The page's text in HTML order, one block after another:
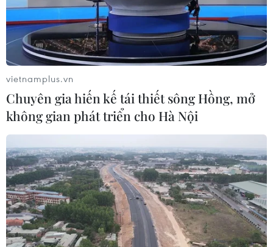
vietnamplus.vn
Chuyên gia hiến kế tái thiết sông Hồng, mở
không gian phát triển cho Hà Nội